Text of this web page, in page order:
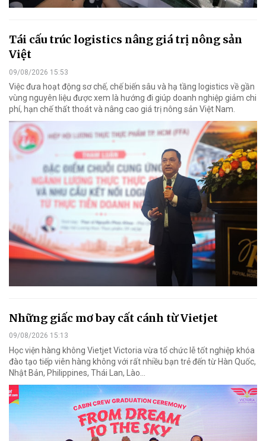
Tái cấu trúc logistics nâng giá trị nông sản
Việt
09/08/2026 15:53
Việc đưa hoạt động sơ chế, chế biến sâu và hạ tầng logistics về gần
vùng nguyên liệu được xem là hướng đi giúp doanh nghiệp giảm chi
phí, hạn chế thất thoát và nâng cao giá trị nông sản Việt Nam.
Những giấc mơ bay cất cánh từ Vietjet
09/08/2026 15:13
Học viện hàng không Vietjet Victoria vừa tổ chức lễ tốt nghiệp khóa
đào tạo tiếp viên hàng không với rất nhiều bạn trẻ đến từ Hàn Quốc,
Nhật Bản, Philippines, Thái Lan, Lào…